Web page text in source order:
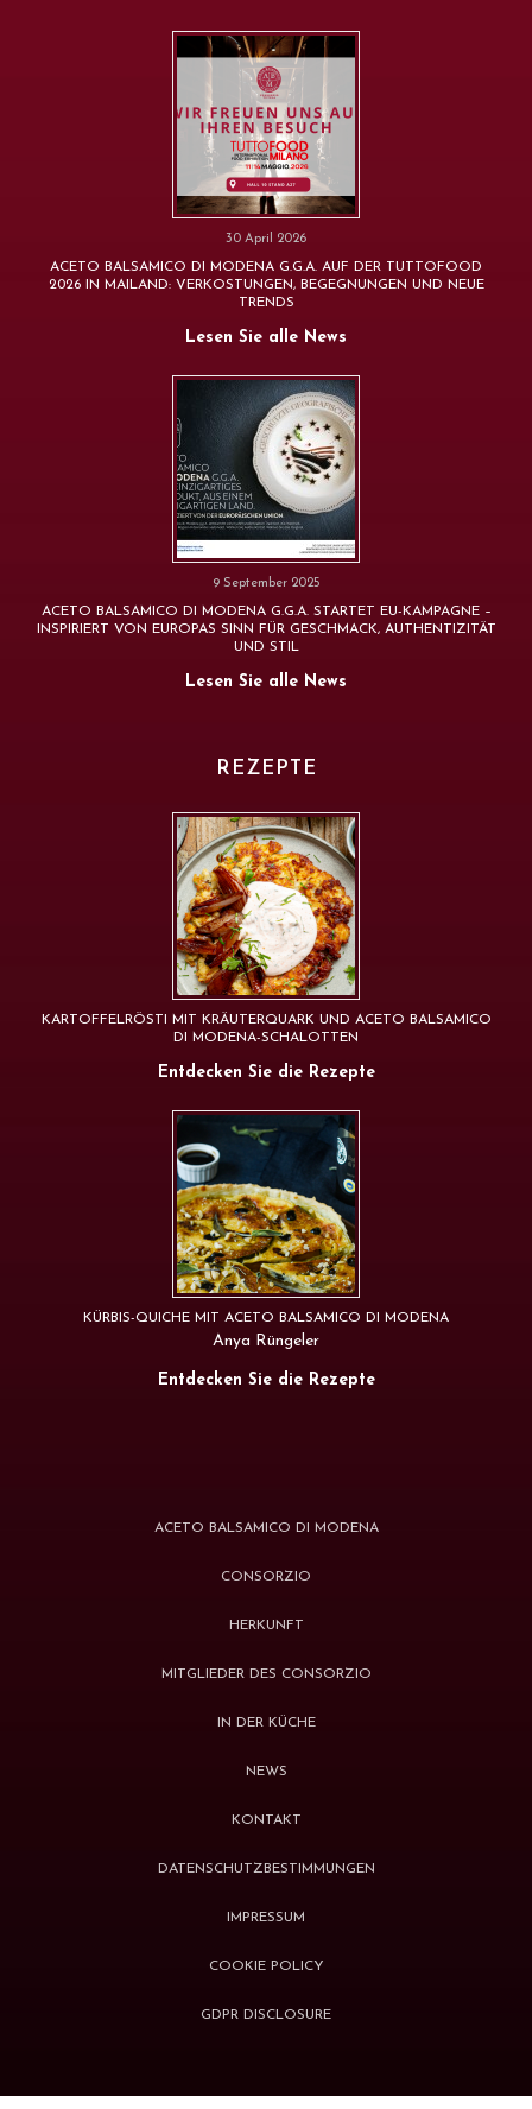
30 April 2026
ACETO BALSAMICO DI MODENA G.G.A. AUF DER TUTTOFOOD
2026 IN MAILAND: VERKOSTUNGEN, BEGEGNUNGEN UND NEUE
TRENDS
Lesen Sie alle News
9 September 2025
ACETO BALSAMICO DI MODENA G.G.A. STARTET EU-KAMPAGNE –
INSPIRIERT VON EUROPAS SINN FÜR GESCHMACK, AUTHENTIZITÄT
UND STIL
Lesen Sie alle News
REZEPTE
KARTOFFELRÖSTI MIT KRÄUTERQUARK UND ACETO BALSAMICO
DI MODENA-SCHALOTTEN
Entdecken Sie die Rezepte
KÜRBIS-QUICHE MIT ACETO BALSAMICO DI MODENA
Anya Rüngeler
Entdecken Sie die Rezepte
ACETO BALSAMICO DI MODENA
CONSORZIO
HERKUNFT
MITGLIEDER DES CONSORZIO
IN DER KÜCHE
NEWS
KONTAKT
DATENSCHUTZBESTIMMUNGEN
IMPRESSUM
COOKIE POLICY
GDPR DISCLOSURE